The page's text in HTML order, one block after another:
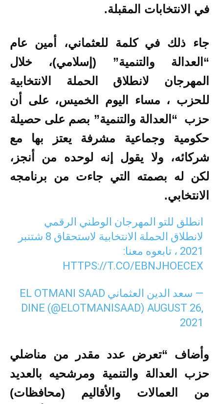
في الانتخابات المقبلة.
جاء ذلك في كلمة للعثماني، أمين عام
“العدالة والتنمية” (إسلامي)، خلال
المهرجان لانطلاق الحملة الانتخابية
للحزب ، مساء اليوم الخميس، على أن
حزب “العدالة والتنمية” بصم على حصيلة
حكومية وجماعية مشرفة يعتز بها مع
شركائه، ولا يقول إنه لوحده من أنجز،
لكن له بصمته التي جاءت من برنامجه
الانتخابي.
انطلق للتو المهرجان الوطني الرقمي
لانطلاق الحملة الانتخابية لاستحقاق 8 شتنبر
2021 ، تابعوه معنا:
HTTPS://T.CO/EBNJHOECEX
— سعد الدين العثماني EL OTMANI SAAD
DINE (@ELOTMANISAAD) AUGUST 26,
2021
وأضاف “تعرض عدد مقدر من مناضلي
حزب العدالة والتنمية ومرشحيه بالعديد
من العمالات والأقاليم (محافظات)